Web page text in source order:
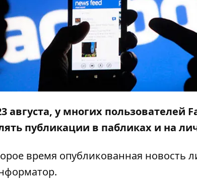
августа, у многих пользователей
публикации в пабликах и на
время опубликованная новость
.